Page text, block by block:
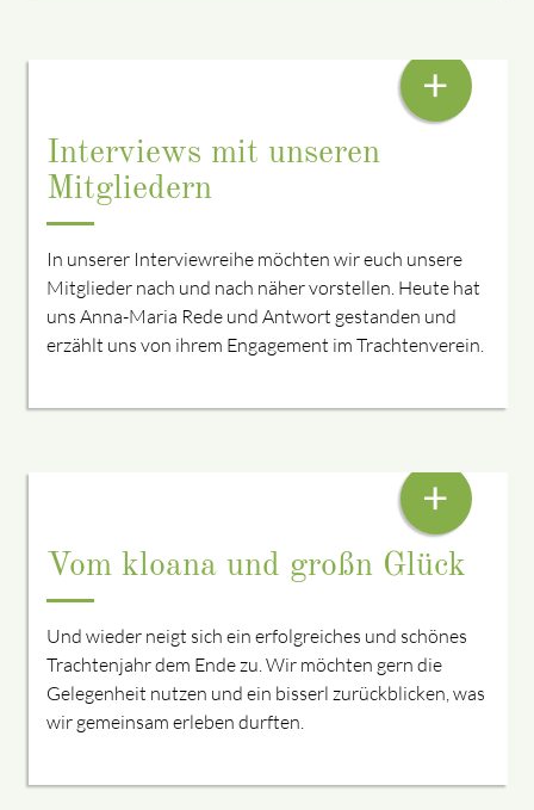
Interviews mit unseren
Mitgliedern
In unserer Interviewreihe möchten wir euch unsere
Mitglieder nach und nach näher vorstellen. Heute hat
uns Anna-Maria Rede und Antwort gestanden und
erzählt uns von ihrem Engagement im Trachtenverein.
+
Vom kloana und großn Glück
Und wieder neigt sich ein erfolgreiches und schönes
Trachtenjahr dem Ende zu. Wir möchten gern die
Gelegenheit nutzen und ein bisserl zurückblicken, was
wir gemeinsam erleben durften.
+